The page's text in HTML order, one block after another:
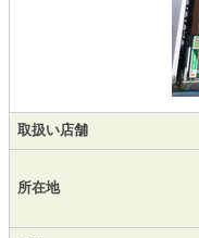
取扱い店舗
所在地